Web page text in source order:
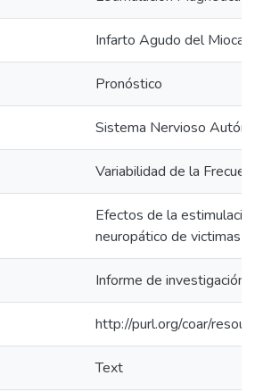
Infarto Agudo del
Pronóstico
Sistema Nervioso
Variabilidad de la
Efectos de la
neuropático de victimas
Informe de investigación
http://purl.org/coar/
Text